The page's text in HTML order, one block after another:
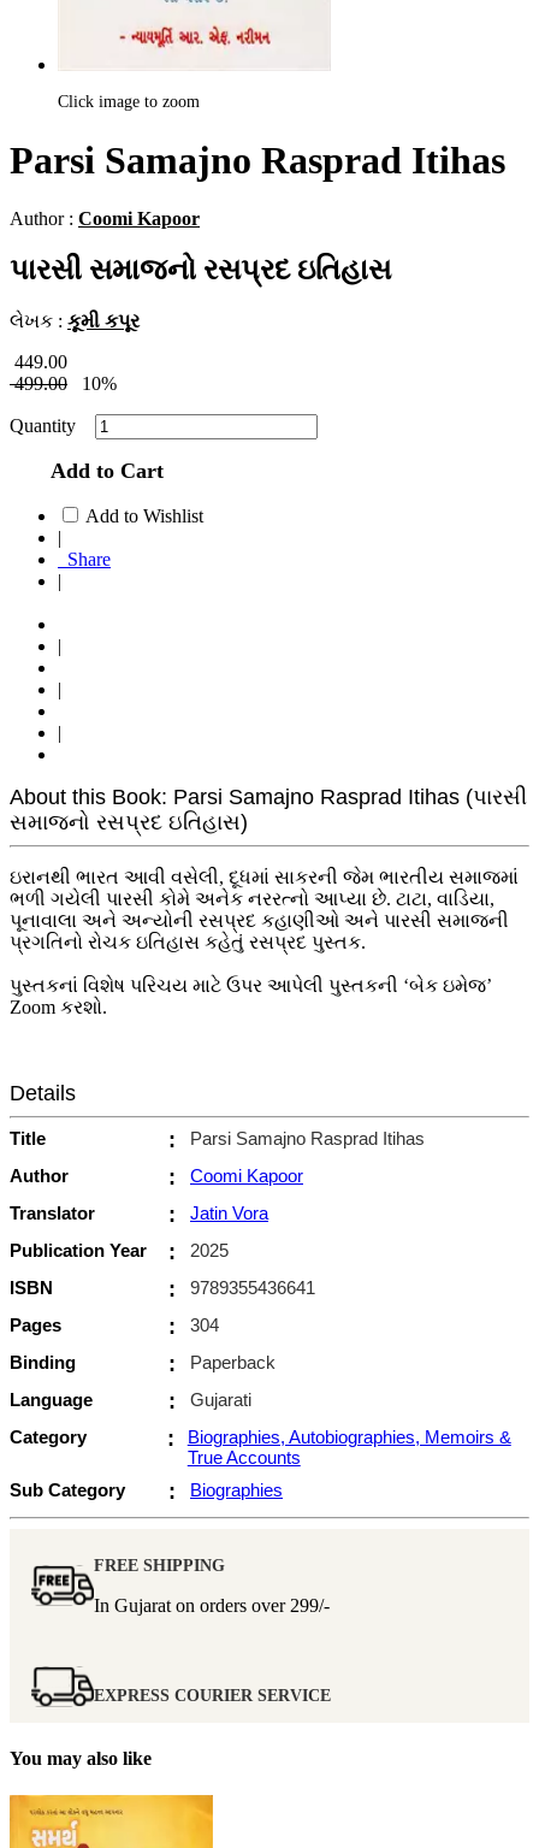
Click image to zoom
Parsi Samajno Rasprad Itihas
Author : Coomi Kapoor
પારસી સમાજનો રસપ્રદ ઇતિહાસ
લેખક : કૂમી કપૂર
449.00
499.00
10%
Quantity
Add to Cart
Add to Wishlist
|
Share
|
|
|
|
About this Book: Parsi Samajno Rasprad Itihas (પારસી
સમાજનો રસપ્રદ ઇતિહાસ)
ઇરાનથી ભારત આવી વસેલી, દૂધમાં સાકરની જેમ ભારતીય સમાજમાં
ભળી ગયેલી પારસી કોમે અનેક નરરત્નો આપ્યા છે. ટાટા, વાડિયા,
પૂનાવાલા અને અન્યોની રસપ્રદ કહાણીઓ અને પારસી સમાજની
પ્રગતિનો રોચક ઇતિહાસ કહેતું રસપ્રદ પુસ્તક.
પુસ્તકનાં વિશેષ પરિચય માટે ઉપર આપેલી પુસ્તકની ‘બેક ઇમેજ’
Zoom કરશો.
Details
Title :
Parsi Samajno Rasprad Itihas
Author
:
Coomi Kapoor
Translator
:
Jatin Vora
Publication Year
:
2025
ISBN
:
9789355436641
Pages
:
304
Binding
:
Paperback
Language
:
Gujarati
Category
:
Biographies, Autobiographies, Memoirs &
True Accounts
Sub Category
: Biographies
FREE SHIPPING
In Gujarat on orders over 299/-
EXPRESS COURIER SERVICE
You may also like